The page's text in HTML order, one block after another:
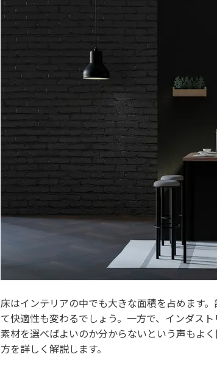
床はインテリアの中でも大きな面積を占めます
て快適性も変わるでしょう。一方で、インダス
素材を選べばよいのか分からないという声もよ
方を詳しく解説します。